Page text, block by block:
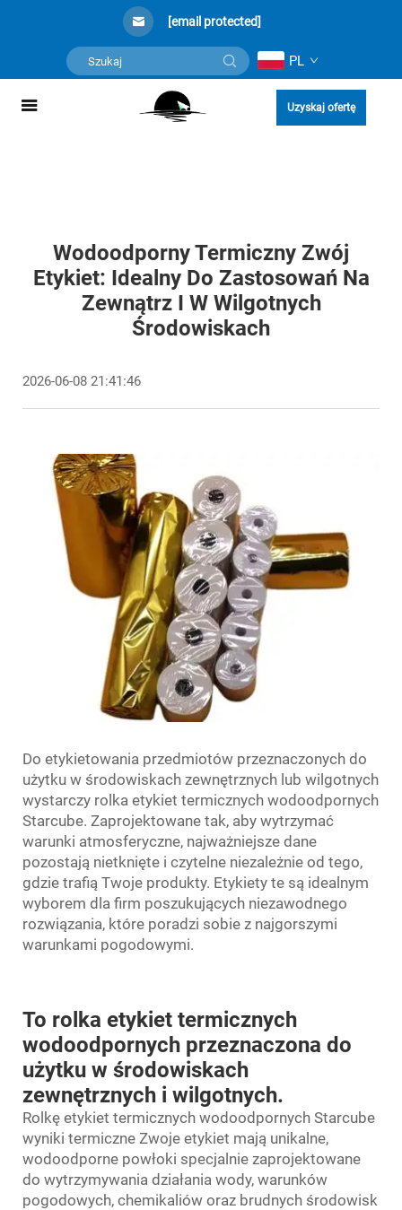
[email protected]
PL
Uzyskaj ofertę
Wodoodporny Termiczny Zwój
Etykiet: Idealny Do Zastosowań Na
Zewnątrz I W Wilgotnych
Środowiskach
2026-06-08 21:41:46
Do etykietowania przedmiotów przeznaczonych do
użytku w środowiskach zewnętrznych lub wilgotnych
wystarczy rolka etykiet termicznych wodoodpornych
Starcube. Zaprojektowane tak, aby wytrzymać
warunki atmosferyczne, najważniejsze dane
pozostają nietknięte i czytelne niezależnie od tego,
gdzie trafią Twoje produkty. Etykiety te są idealnym
wyborem dla firm poszukujących niezawodnego
rozwiązania, które poradzi sobie z najgorszymi
warunkami pogodowymi.
To rolka etykiet termicznych
wodoodpornych przeznaczona do
użytku w środowiskach
zewnętrznych i wilgotnych.
Rolkę etykiet termicznych wodoodpornych Starcube
wyniki termiczne Zwoje etykiet mają unikalne,
wodoodporne powłoki specjalnie zaprojektowane
do wytrzymywania działania wody, warunków
pogodowych, chemikaliów oraz brudnych środowisk